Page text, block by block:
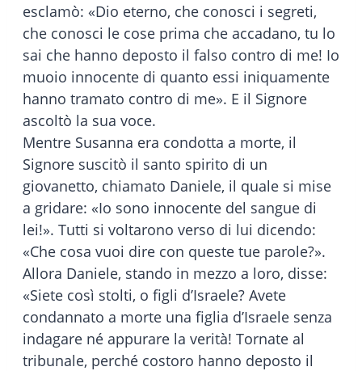
esclamò: «Dio eterno, che conosci i segreti,
che conosci le cose prima che accadano, tu lo
sai che hanno deposto il falso contro di me! Io
muoio innocente di quanto essi iniquamente
hanno tramato contro di me». E il Signore
ascoltò la sua voce.
Mentre Susanna era condotta a morte, il
Signore suscitò il santo spirito di un
giovanetto, chiamato Daniele, il quale si mise
a gridare: «Io sono innocente del sangue di
lei!». Tutti si voltarono verso di lui dicendo:
«Che cosa vuoi dire con queste tue parole?».
Allora Daniele, stando in mezzo a loro, disse:
«Siete così stolti, o figli d’Israele? Avete
condannato a morte una figlia d’Israele senza
indagare né appurare la verità! Tornate al
tribunale, perché costoro hanno deposto il